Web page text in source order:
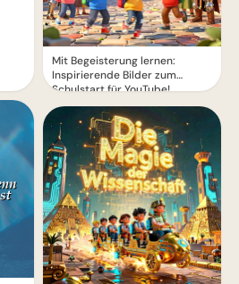
Mit Begeisterung lernen:
Inspirierende Bilder zum
Schulstart für YouTube!